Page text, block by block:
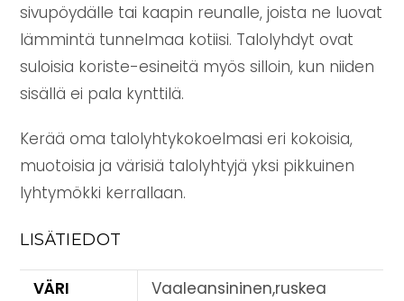
sivupöydälle tai kaapin reunalle, joista ne luovat
lämmintä tunnelmaa kotiisi. Talolyhdyt ovat
suloisia koriste-esineitä myös silloin, kun niiden
sisällä ei pala kynttilä.
Kerää oma talolyhtykokoelmasi eri kokoisia,
muotoisia ja värisiä talolyhtyjä yksi pikkuinen
lyhtymökki kerrallaan.
LISÄTIEDOT
VÄRI
Vaaleansininen,ruskea